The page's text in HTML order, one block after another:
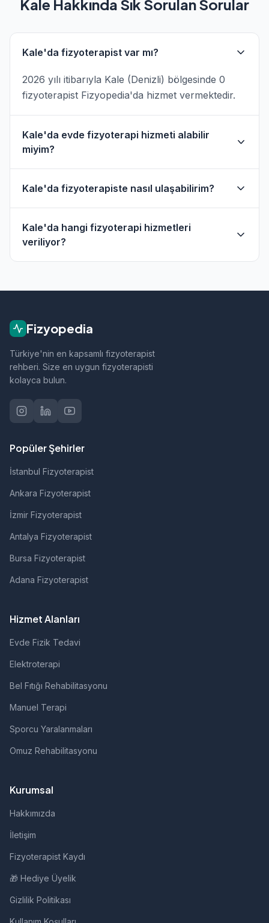
Kale Hakkında Sık Sorulan Sorular
Kale'da fizyoterapist var mı?
2026 yılı itibarıyla Kale (Denizli) bölgesinde 0
fizyoterapist Fizyopedia'da hizmet vermektedir.
Kale'da evde fizyoterapi hizmeti alabilir
miyim?
sunan fizyoterapistler bulunmaktadır. Evde
hizmet filtresini kullanarak bu fizyoterapistleri
bulabilirsiniz.
Kale'da fizyoterapiste nasıl ulaşabilirim?
telefon veya WhatsApp ile doğrudan iletişime
geçebilirsiniz.
Kale'da hangi fizyoterapi hizmetleri
veriliyor?
Fizyopedia
Türkiye'nin en kapsamlı fizyoterapist
rehberi. Size en uygun fizyoterapisti
kolayca bulun.
Popüler Şehirler
İstanbul Fizyoterapist
Ankara Fizyoterapist
İzmir Fizyoterapist
Antalya Fizyoterapist
Bursa Fizyoterapist
Adana Fizyoterapist
Hizmet Alanları
Evde Fizik Tedavi
Elektroterapi
Bel Fıtığı Rehabilitasyonu
Manuel Terapi
Sporcu Yaralanmaları
Omuz Rehabilitasyonu
Kurumsal
Hakkımızda
İletişim
Fizyoterapist Kaydı
🎁 Hediye Üyelik
Gizlilik Politikası